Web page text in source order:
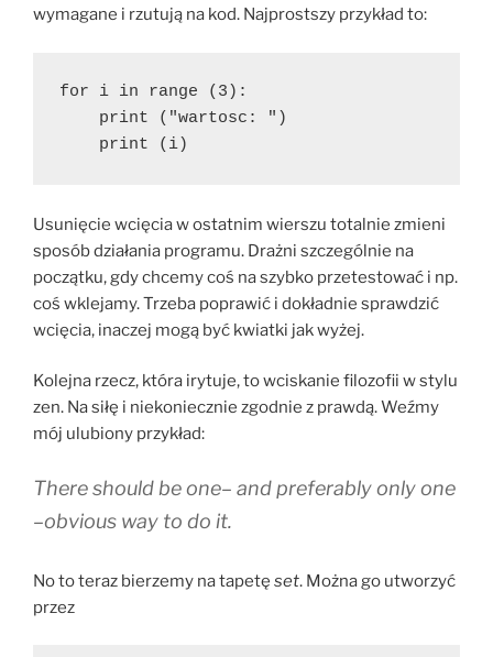
wymagane i rzutują na kod. Najprostszy przykład to:
for i in range (3):
print ("wartosc: ")
print (i)
Usunięcie wcięcia w ostatnim wierszu totalnie zmieni
sposób działania programu. Drażni szczególnie na
początku, gdy chcemy coś na szybko przetestować i np.
coś wklejamy. Trzeba poprawić i dokładnie sprawdzić
wcięcia, inaczej mogą być kwiatki jak wyżej.
Kolejna rzecz, która irytuje, to wciskanie filozofii w stylu
zen. Na siłę i niekoniecznie zgodnie z prawdą. Weźmy
mój ulubiony przykład:
There should be one– and preferably only one
–obvious way to do it.
No to teraz bierzemy na tapetę set. Można go utworzyć
przez